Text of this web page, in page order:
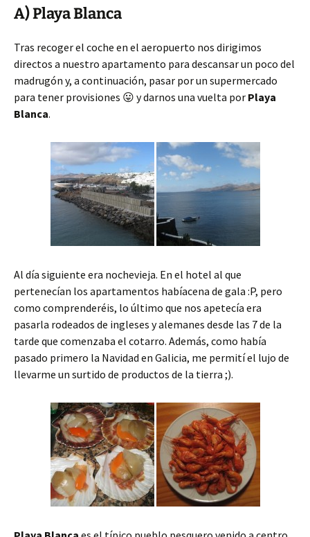
A) Playa Blanca
Tras recoger el coche en el aeropuerto nos dirigimos
directos a nuestro apartamento para descansar un poco del
madrugón y, a continuación, pasar por un supermercado
para tener provisiones 😛 y darnos una vuelta por Playa
Blanca.
Al día siguiente era nochevieja. En el hotel al que
pertenecían los apartamentos habíacena de gala :P, pero
como comprenderéis, lo último que nos apetecía era
pasarla rodeados de ingleses y alemanes desde las 7 de la
tarde que comenzaba el cotarro. Además, como había
pasado primero la Navidad en Galicia, me permití el lujo de
llevarme un surtido de productos de la tierra ;).